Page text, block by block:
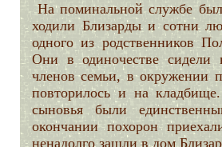
На поминальной службе
ходили Близарды и сотни
одного из родственников
Они в одиночестве сидели
членов семьи, в окружении
повторилось и на
сыновья были
окончании похорон
ненадолго зашли в дом